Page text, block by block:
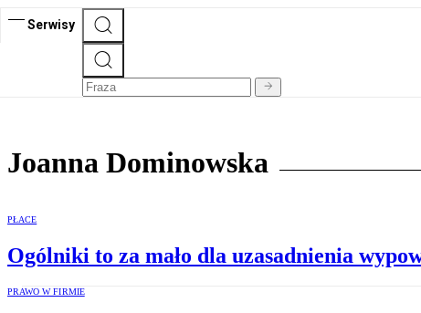
Serwisy
Joanna Dominowska
PŁACE
Ogólniki to za mało dla uzasadnienia
PRAWO W FIRMIE